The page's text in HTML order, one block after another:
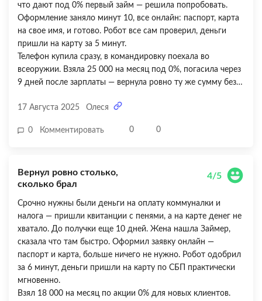
что дают под 0% первый займ — решила попробовать.
Оформление заняло минут 10, все онлайн: паспорт, карта
на свое имя, и готово. Робот все сам проверил, деньги
пришли на карту за 5 минут.
Телефон купила сразу, в командировку поехала во
всеоружии. Взяла 25 000 на месяц под 0%, погасила через
9 дней после зарплаты — вернула ровно ту же сумму без
минус — посчитала, что если бы не попала в акцию, при
Поэтому важно гасить быстро или брать именно по акции.
буду рекомендовать друзьям!
17 Августа 2025 Олеся
0 Комментировать 0 0
Вернул ровно столько,
сколько брал
4/5
Срочно нужны были деньги на оплату коммуналки и
налога — пришли квитанции с пенями, а на карте денег не
хватало. До получки еще 10 дней. Жена нашла Займер,
сказала что там быстро. Оформил заявку онлайн —
паспорт и карта, больше ничего не нужно. Робот одобрил
за 6 минут, деньги пришли на карту по СБП практически
мгновенно.
Взял 18 000 на месяц по акции 0% для новых клиентов.